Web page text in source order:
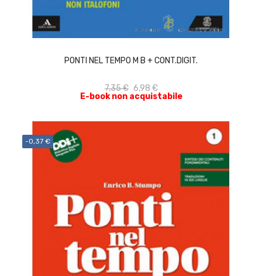
PONTI NEL TEMPO M B + CONT.DIGIT.
7,35 € 6,98 €
E-book non acquistabile
ACQUISTA
-0,37 €